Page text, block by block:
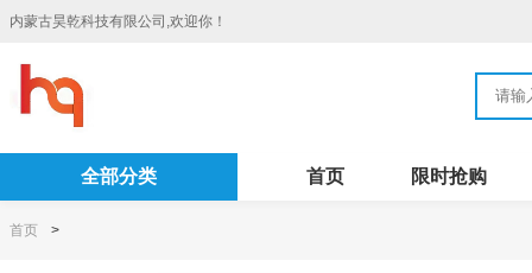
内蒙古昊乾科技有限公司,欢迎你！
全部分类 首页 限时抢购
首页 >